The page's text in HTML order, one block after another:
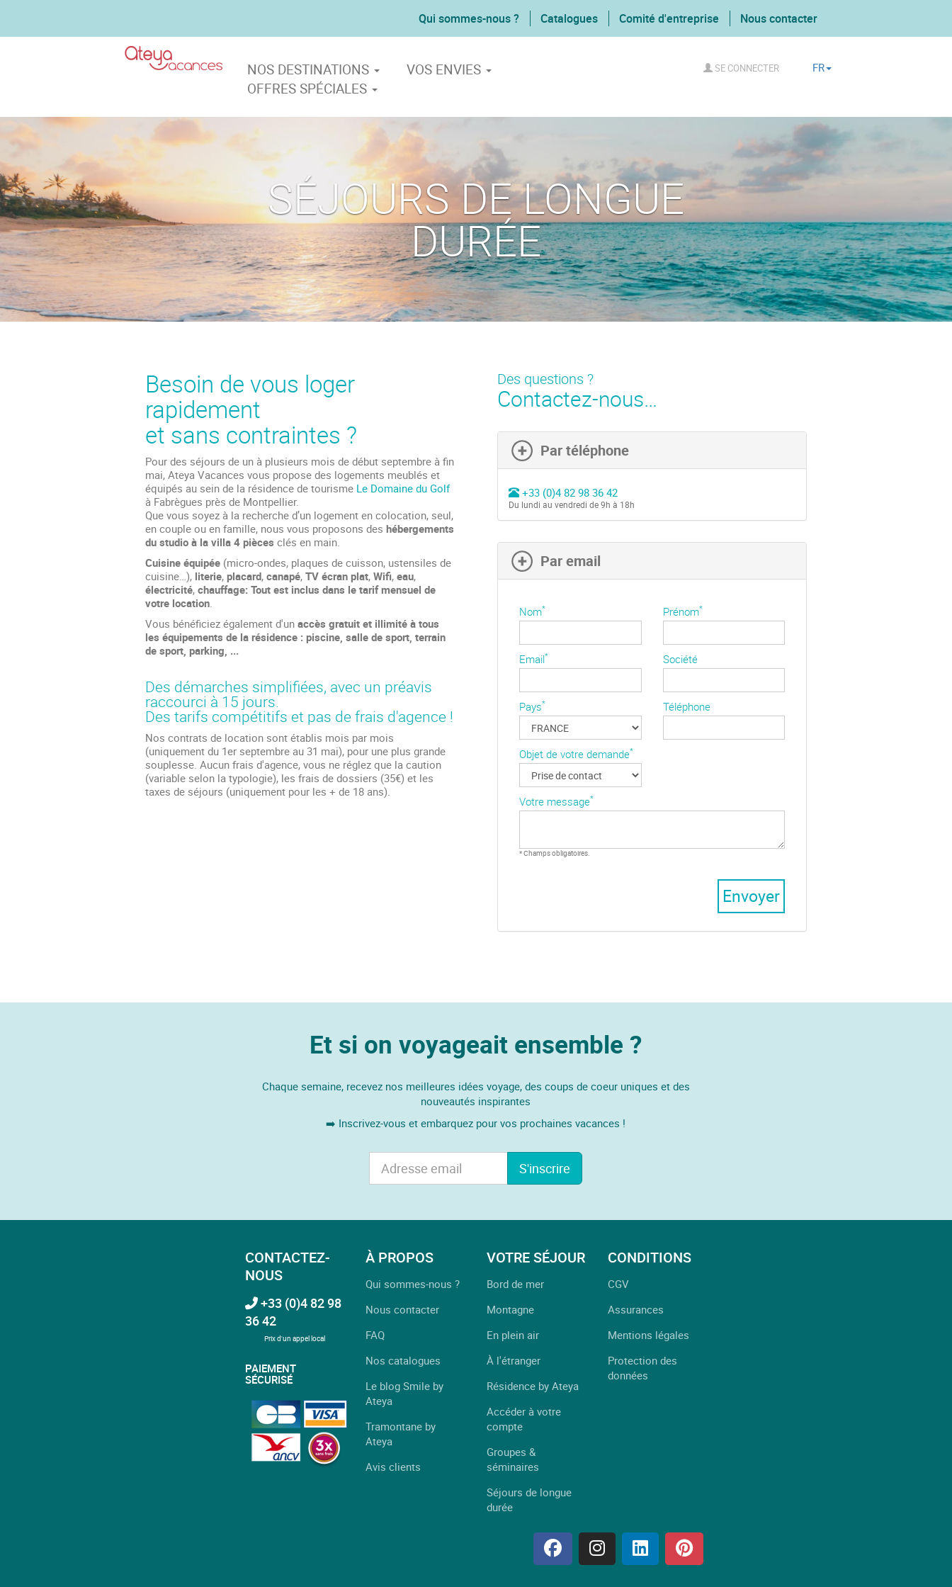
Qui sommes-nous ? Catalogues Comité d'entreprise Nous contacter
NOS DESTINATIONS
VOS ENVIES
OFFRES SPÉCIALES
SE CONNECTER FR
SÉJOURS DE LONGUE
DURÉE
Besoin de vous loger
rapidement
et sans contraintes ?
Pour des séjours de un à plusieurs mois de début septembre à fin
mai, Ateya Vacances vous propose des logements meublés et
équipés au sein de la résidence de tourisme Le Domaine du Golf
à Fabrègues près de Montpellier.
Que vous soyez à la recherche d’un logement en colocation, seul,
en couple ou en famille, nous vous proposons des hébergements
du studio à la villa 4 pièces clés en main.
Cuisine équipée (micro-ondes, plaques de cuisson, ustensiles de
cuisine…), literie, placard, canapé, TV écran plat, Wifi, eau,
électricité, chauffage: Tout est inclus dans le tarif mensuel de
votre location
Vous bénéficiez également d'un accès gratuit et illimité à tous
les équipements de la résidence : piscine, salle de sport, terrain
de sport, parking, ...
Des démarches simplifiées, avec un préavis
raccourci à 15 jours.
Des tarifs compétitifs et pas de frais d'agence !
Nos contrats de location sont établis mois par mois
(uniquement du 1er septembre au 31 mai), pour une plus grande
souplesse. Aucun frais d'agence, vous ne réglez que la caution
(variable selon la typologie), les frais de dossiers (35€) et les
taxes de séjours (uniquement pour les + de 18 ans).
Des questions ?
Contactez-nous…
Par téléphone
+33 (0)4 82 98 36 42
Du lundi au vendredi de 9h à 18h
Par email
Nom* Prénom*
Email* Société
Pays* Téléphone
Objet de votre demande*
Votre message*
* Champs obligatoires.
Envoyer
Et si on voyageait ensemble ?
Chaque semaine, recevez nos meilleures idées voyage, des coups de coeur uniques et des
nouveautés inspirantes
➡️ Inscrivez-vous et embarquez pour vos prochaines vacances !
S'inscrire
CONTACTEZ-
NOUS
+33 (0)4 82 98
36 42
Prix d'un appel local
PAIEMENT
SÉCURISÉ
À PROPOS
Qui sommes-nous ?
Nous contacter
FAQ
Nos catalogues
Le blog Smile by
Ateya
Tramontane by
Ateya
Avis clients
VOTRE SÉJOUR
Bord de mer
Montagne
En plein air
À l'étranger
Résidence by Ateya
Accéder à votre
compte
Groupes &
séminaires
Séjours de longue
durée
CONDITIONS
CGV
Assurances
Mentions légales
Protection des
données